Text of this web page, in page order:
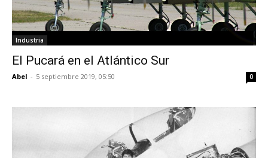
Industria
El Pucará en el Atlántico Sur
Abel - 5 septiembre 2019, 05:50 0